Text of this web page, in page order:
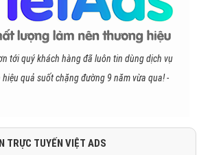
tới quý khách hàng đã luôn tin dùng dịch vụ
quả suốt chặng đường 9 năm vừa qua! -
TRỰC TUYẾN VIỆT ADS